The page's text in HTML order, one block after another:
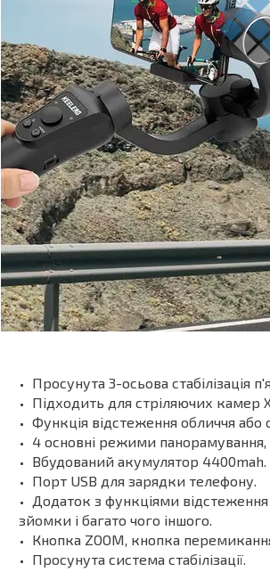
Просунута 3-осьова стабілізація
Підходить для стріляючих камер
Функція відстеження обличчя або
4 основні режими панорамування,
Вбудований акумулятор 4400mah.
Порт USB для зарядки телефону.
Додаток з функціями
зйомки і багато чого іншого.
Кнопка ZOOM, кнопка
Просунута система стабілізації.